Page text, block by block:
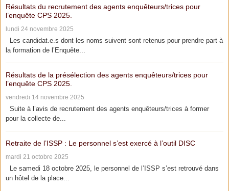
Résultats du recrutement des agents enquêteurs/trices pour
l’enquête CPS 2025.
lundi 24 novembre 2025
Les candidat.e.s dont les noms suivent sont retenus pour prendre part à
la formation de l’Enquête...
Résultats de la présélection des agents enquêteurs/trices pour
l’enquête CPS 2025.
vendredi 14 novembre 2025
Suite à l’avis de recrutement des agents enquêteurs/trices à former
pour la collecte de...
Retraite de l’ISSP : Le personnel s’est exercé à l’outil DISC
mardi 21 octobre 2025
Le samedi 18 octobre 2025, le personnel de l’ISSP s’est retrouvé dans
un hôtel de la place...